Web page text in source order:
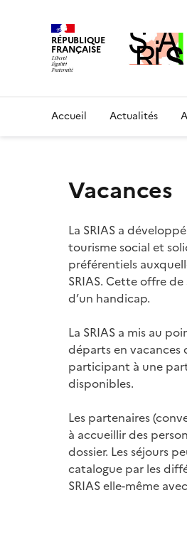
RÉPUBLIQUE
FRANÇAISE
Accueil Actualités
Vacances
La SRIAS a
tourisme social et
préférentiels
SRIAS. Cette offre
d’un handicap.
La SRIAS a mis au
départs en vacances
participant à une
disponibles.
Les partenaires
à accueillir des
dossier. Les séjours
catalogue par les
SRIAS elle-même